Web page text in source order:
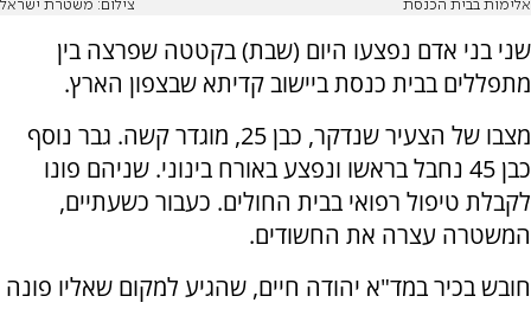
אלימות בבית הכנסת צילום: משטרת ישראל
שני בני אדם נפצעו היום (שבת) בקטטה שפרצה בין
מתפללים בבית כנסת ביישוב קדיתא שבצפון הארץ.
מצבו של הצעיר שנדקר, כבן 25, מוגדר קשה. גבר נוסף
כבן 45 נחבל בראשו ונפצע באורח בינוני. שניהם פונו
לקבלת טיפול רפואי בבית החולים. כעבור כשעתיים,
המשטרה עצרה את החשודים.
חובש בכיר במד"א יהודה חיים, שהגיע למקום שאליו פונה